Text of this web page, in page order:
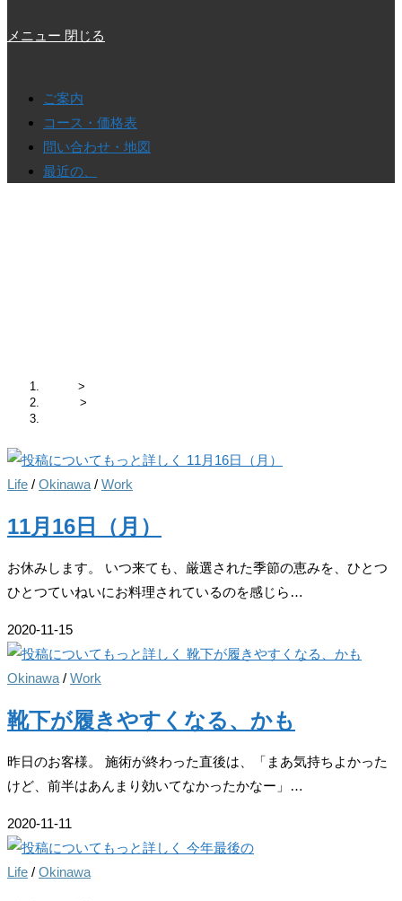
メニュー 閉じる
ご案内
コース・価格表
問い合わせ・地図
最近の、
>
>
Life / Okinawa / Work
11月16日（月）
お休みします。 いつ来ても、厳選された季節の恵みを、ひとつ
ひとつていねいにお料理されているのを感じら…
2020-11-15
Okinawa / Work
靴下が履きやすくなる、かも
昨日のお客様。 施術が終わった直後は、「まあ気持ちよかった
けど、前半はあんまり効いてなかったかなー」…
2020-11-11
Life / Okinawa